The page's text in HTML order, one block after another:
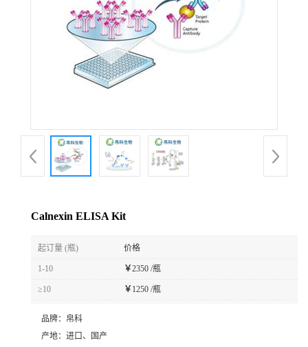
Calnexin ELISA Kit
起订量 (瓶) 价格
1-10 ￥2350 /瓶
≥10 ￥ 1250 /瓶
品牌： 帛科
产地： 进口、国产